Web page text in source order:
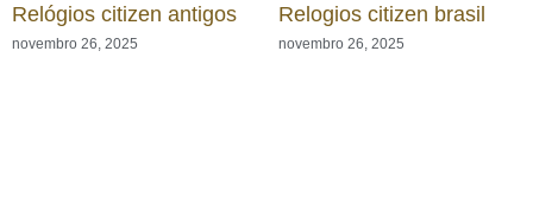
Relógios citizen antigos
novembro 26, 2025
Relogios citizen brasil
novembro 26, 2025